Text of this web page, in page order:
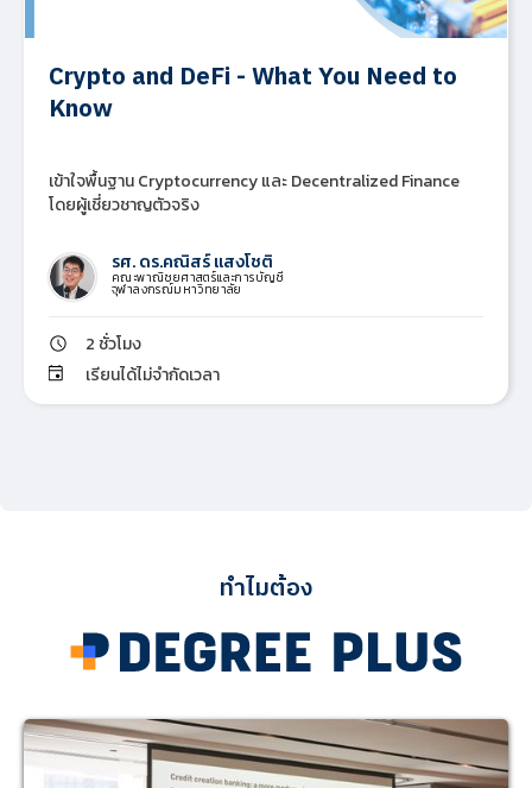
Crypto and DeFi - What You Need to
Know
เข้าใจพื้นฐาน Cryptocurrency และ Decentralized Finance
โดยผู้เชี่ยวชาญตัวจริง
รศ. ดร.คณิสร์ แสงโชติ
คณะพาณิชยศาสตร์และการบัญชี
จุฬาลงกรณ์มหาวิทยาลัย
2 ชั่วโมง
เรียนได้ไม่จำกัดเวลา
ทำไมต้อง